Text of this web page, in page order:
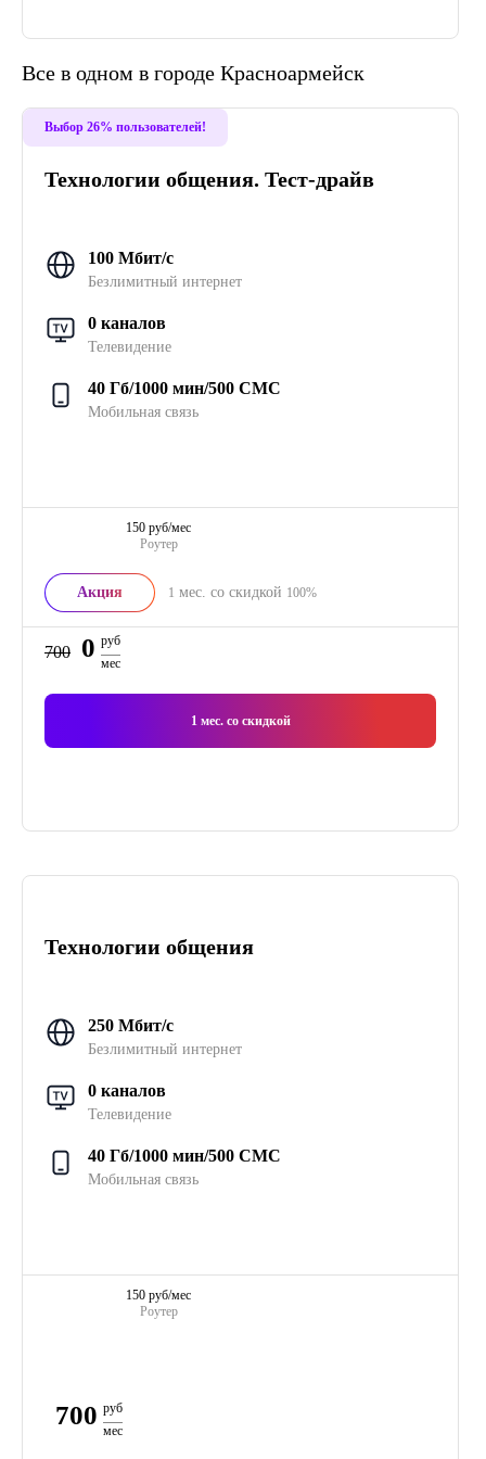
Все в одном в городе Красноармейск
Выбор 26% пользователей!
Технологии общения. Тест-драйв
100 Мбит/с
Безлимитный интернет
0 каналов
Телевидение
40 Гб/1000 мин/500 СМС
Мобильная связь
Роутер
150 руб/мес
Акция 1 мес. со скидкой 100%
700 0 руб
мес
1 мес. со скидкой
Технологии общения
250 Мбит/с
Безлимитный интернет
0 каналов
Телевидение
40 Гб/1000 мин/500 СМС
Мобильная связь
Роутер
150 руб/мес
700 руб
мес